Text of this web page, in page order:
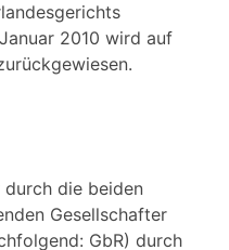
2010 wird auf
die beiden
Gesellschafter
GbR) durch